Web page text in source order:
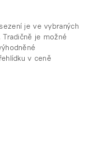
je ve vybraných
. Tradičně je možné
v ceně